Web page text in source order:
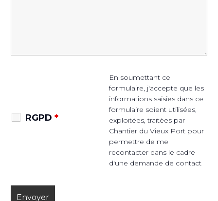
RGPD *
En soumettant ce
formulaire, j'accepte que les
informations saisies dans ce
formulaire soient utilisées,
exploitées, traitées par
Chantier du Vieux Port pour
permettre de me
recontacter dans le cadre
d'une demande de contact